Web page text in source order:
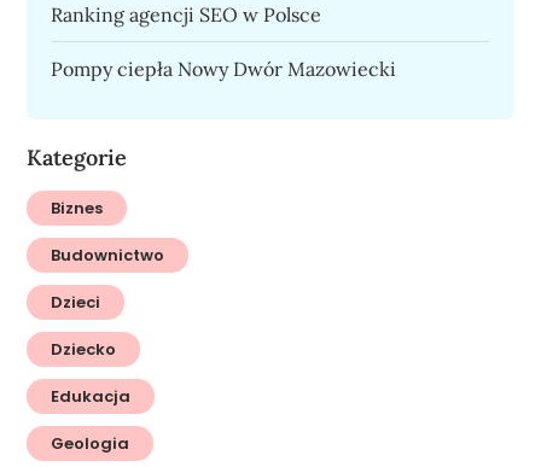
Ranking agencji SEO w Polsce
Pompy ciepła Nowy Dwór Mazowiecki
Kategorie
Biznes
Budownictwo
Dzieci
Dziecko
Edukacja
Geologia